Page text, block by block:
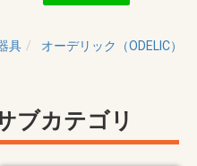
具
オーデリック（ODELIC）
ブカテゴリ